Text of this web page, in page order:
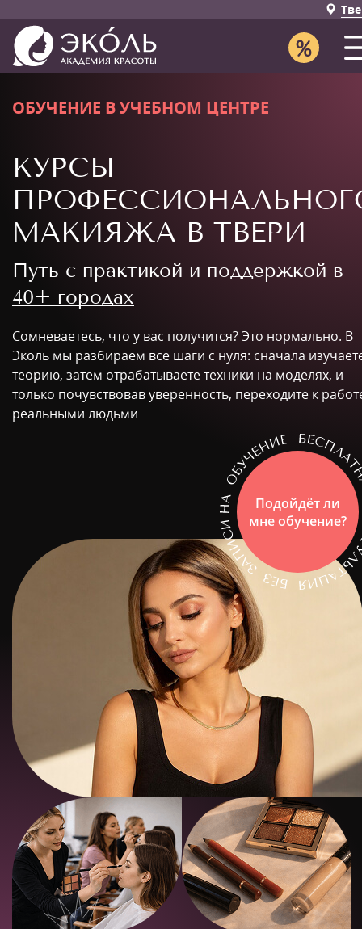
ОБУЧЕНИЕ В УЧЕБНОМ ЦЕНТРЕ
КУРСЫ
МАКИЯЖА В ТВЕРИ
Путь с практикой и поддержкой в
40+ городах
Сомневаетесь, что у вас получится? Это нормально. В
Эколь мы разбираем все шаги с нуля: сначала
теорию, затем отрабатываете техники на моделях, и
только почувствовав уверенность, переходите к
реальными людьми
Подойдёт ли
мне обучение?